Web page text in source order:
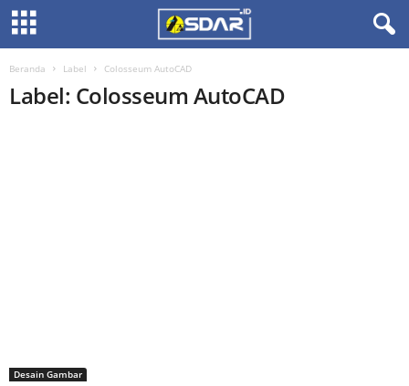
Beranda Label Colosseum AutoCAD
Label: Colosseum AutoCAD
Desain Gambar